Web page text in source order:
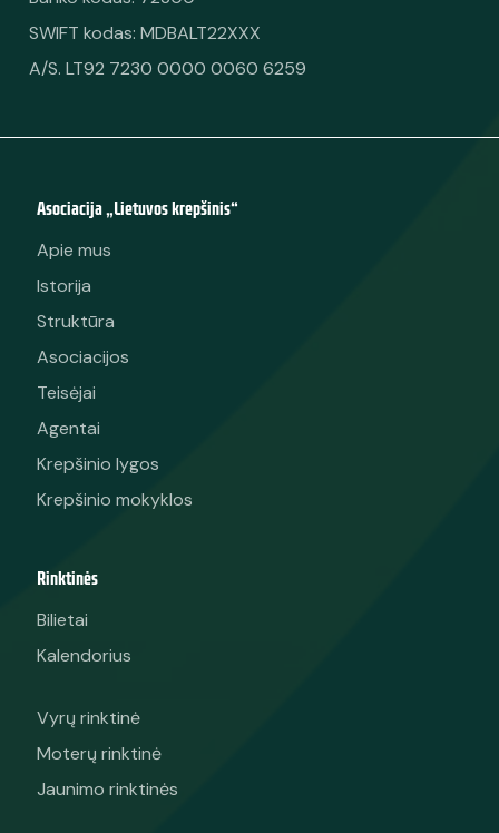
SWIFT kodas: MDBALT22XXX
A/S. LT92 7230 0000 0060 6259
Asociacija „Lietuvos krepšinis“
Apie mus
Istorija
Struktūra
Asociacijos
Teisėjai
Agentai
Krepšinio lygos
Krepšinio mokyklos
Rinktinės
Bilietai
Kalendorius
Vyrų rinktinė
Moterų rinktinė
Jaunimo rinktinės